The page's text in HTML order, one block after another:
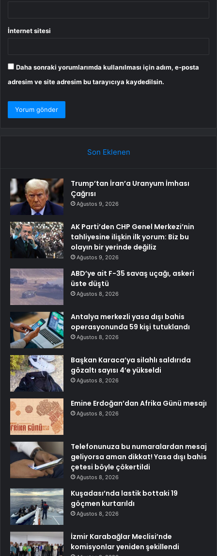
İnternet sitesi
Daha sonraki yorumlarımda kullanılması için adım, e-posta
adresim ve site adresim bu tarayıcıya kaydedilsin.
Son Eklenen
Trump’tan İran’a Uranyum İmhası
Çağrısı
Ağustos 9, 2026
AK Parti’den CHP Genel Merkezi’nin
tahliyesine ilişkin ilk yorum: Biz bu
olayın bir yerinde değiliz
Ağustos 9, 2026
ABD’ye ait F-35 savaş uçağı, askeri
üste düştü
Ağustos 8, 2026
Antalya merkezli yasa dışı bahis
operasyonunda 59 kişi tutuklandı
Ağustos 8, 2026
Başkan Karaca’ya silahlı saldırıda
gözaltı sayısı 4’e yükseldi
Ağustos 8, 2026
Emine Erdoğan’dan Afrika Günü mesajı
Ağustos 8, 2026
Telefonunuza bu numaralardan mesaj
geliyorsa aman dikkat! Yasa dışı bahis
çetesi böyle çökertildi
Ağustos 8, 2026
Kuşadası’nda lastik bottaki 19
göçmen kurtarıldı
Ağustos 8, 2026
İzmir Karabağlar Meclisi’nde
komisyonlar yeniden şekillendi